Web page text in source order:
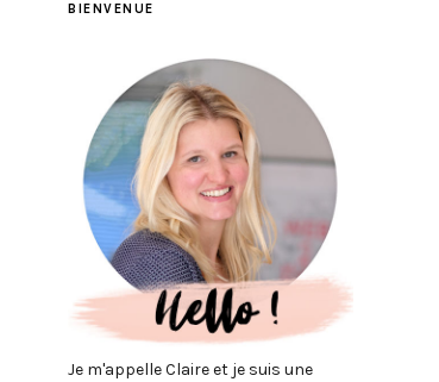
BIENVENUE
Je m'appelle Claire et je suis une